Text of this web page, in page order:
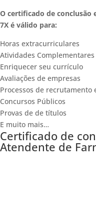
O certificado de
7X é válido para:
Horas extracurriculares
Atividades Complementares
Enriquecer seu currículo
Avaliações de empresas
Processos de recrutamento
Concursos Públicos
Provas de de títulos
E muito mais…
Certificado de
Atendente de